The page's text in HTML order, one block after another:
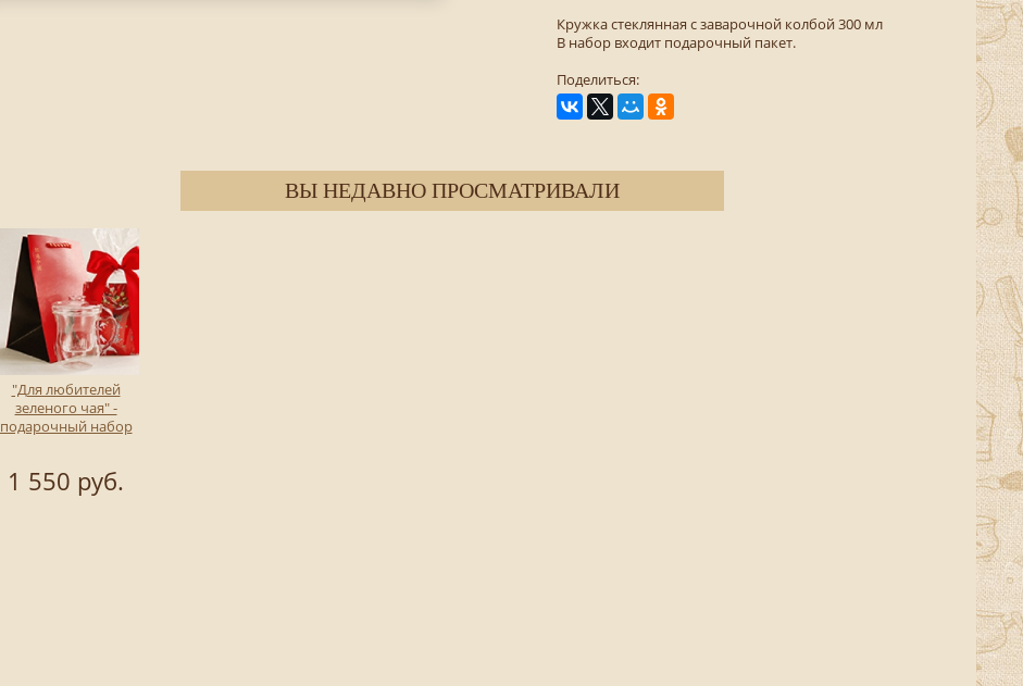
Кружка стеклянная с заварочной колбой 300 мл
В набор входит подарочный пакет.
Поделиться:
ВЫ НЕДАВНО ПРОСМАТРИВАЛИ
"Для любителей
зеленого чая" -
подарочный набор
1 550 руб.